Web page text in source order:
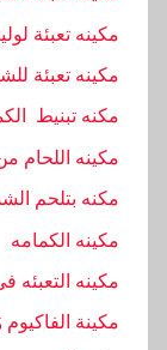
مكينه تعبئة
مكينه تعبئة
مكنه تبنيط
مكينه اللحام من 65 سم
مكنه بتلحم
مكينه الكمامه
مكينه التعبئه
مكينة الفاكيوم 605